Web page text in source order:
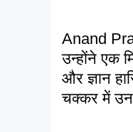
Anand
उन्होंने एक
और ज्ञान
चक्कर में